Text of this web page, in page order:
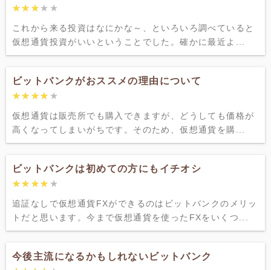
★★★★★
★★★★★
これから来る投資はなにかな～、といろいろ調べていると
仮想通貨投資がいいということでした。確かに最近よ...
ビットバンクがおススメの理由について
★★★★★
★★★★★
仮想通貨は販売所でも購入できますが、どうしても価格が
高くなってしまいがちです。そのため、仮想通貨を購...
ビットバンクは初めての方にもイチオシ
★★★★★
★★★★★
追証なしで仮想通貨FXができるのはビットバンクのメリッ
トだと思います。今まで仮想通貨を使ったFXをいくつ...
今後主流になるかもしれないビットバンク